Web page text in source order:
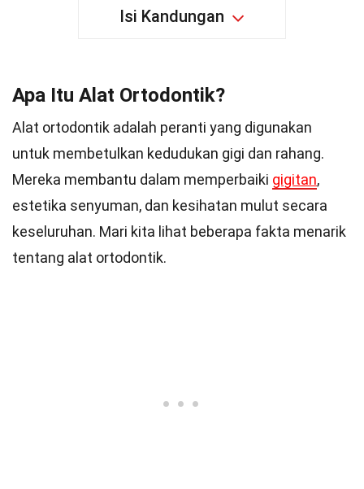
Isi Kandungan
Apa Itu Alat Ortodontik?
Alat ortodontik adalah peranti yang digunakan
untuk membetulkan kedudukan gigi dan rahang.
Mereka membantu dalam memperbaiki gigitan,
estetika senyuman, dan kesihatan mulut secara
keseluruhan. Mari kita lihat beberapa fakta menarik
tentang alat ortodontik.